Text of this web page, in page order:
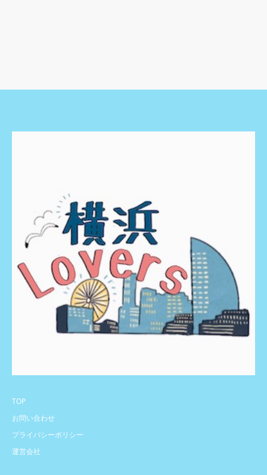
TOP
お問い合わせ
プライバシーポリシー
運営会社